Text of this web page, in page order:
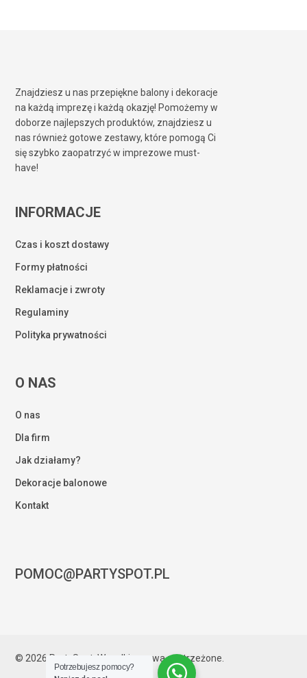
ZOBACZ KOSZYK
Znajdziesz u nas przepiękne balony i dekoracje
na każdą imprezę i każdą okazję! Pomożemy w
doborze najlepszych produktów, znajdziesz u
nas również gotowe zestawy, które pomogą Ci
się szybko zaopatrzyć w imprezowe must-
have!
INFORMACJE
Czas i koszt dostawy
Formy płatności
Reklamacje i zwroty
Regulaminy
Polityka prywatności
O NAS
O nas
Dla firm
Jak działamy?
Dekoracje balonowe
Kontakt
POMOC@PARTYSPOT.PL
© 2026 PartySpot. Wszelkie prawa zastrzeżone.
Potrzebujesz pomocy?